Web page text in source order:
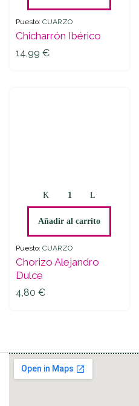
Puesto: CUARZO
Chicharrón Ibérico
14,99 €
Chorizo
Dulce
Añadir al carrito
Puesto: CUARZO
Chorizo Alejandro
Dulce
4,80 €